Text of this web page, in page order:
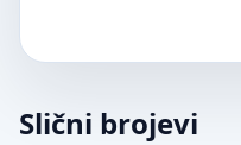
Slični brojevi